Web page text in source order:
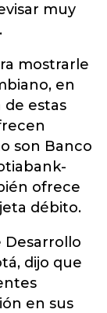
muy
mostrarle
en
de estas
son Banco
ofrece
débito.
Desarrollo
dijo que
en sus